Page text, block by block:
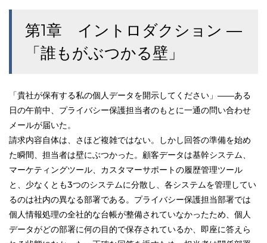
第1章 イントロダクション ―
「誰もがぶつかる壁」
「貴社が保有する私の個人データを開示してください」――ある
日の午前中、プライバシー保護担当者のもとに一通の問い合わせ
メールが届いた。
請求内容自体は、さほど複雑ではない。しかし回答の準備を始め
た瞬間、担当者は壁にぶつかった。顧客データは基幹システム、
マーケティングツール、カスタマーサポートの履歴管理ツール
と、少なくとも3つのシステムに分散し、各システムを管理してい
るのは社内の異なる部署である。プライバシー保護担当部署では
個人情報処理の全社的な台帳が整備されていなかったため、個人
データがどの部署に何の目的で保存されているか、即座に答えら